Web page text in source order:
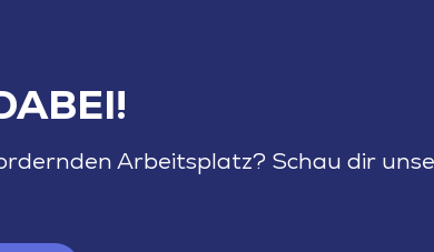
Arbeitsplatz? Schau dir